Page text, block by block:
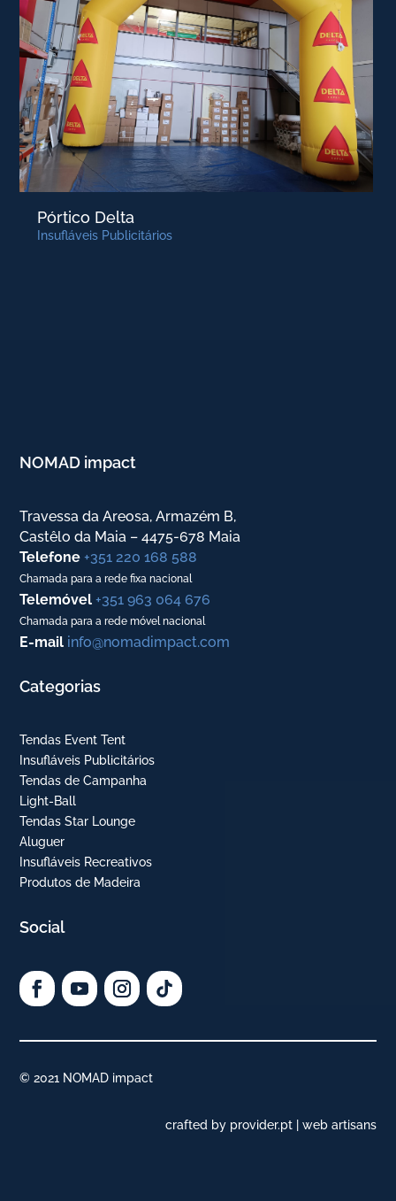
Pórtico Delta
Insufláveis Publicitários
NOMAD impact
Travessa da Areosa, Armazém B,
Castêlo da Maia – 4475-678 Maia
Telefone +351 220 168 588
Chamada para a rede fixa nacional
Telemóvel +351 963 064 676
Chamada para a rede móvel nacional
E-mail info@nomadimpact.com
Categorias
Tendas Event Tent
Insufláveis Publicitários
Tendas de Campanha
Light-Ball
Tendas Star Lounge
Aluguer
Insufláveis Recreativos
Produtos de Madeira
Social
© 2021 NOMAD impact
crafted by provider.pt | web artisans